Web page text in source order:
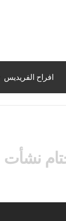
العين
الفريديسافراح الفريديس